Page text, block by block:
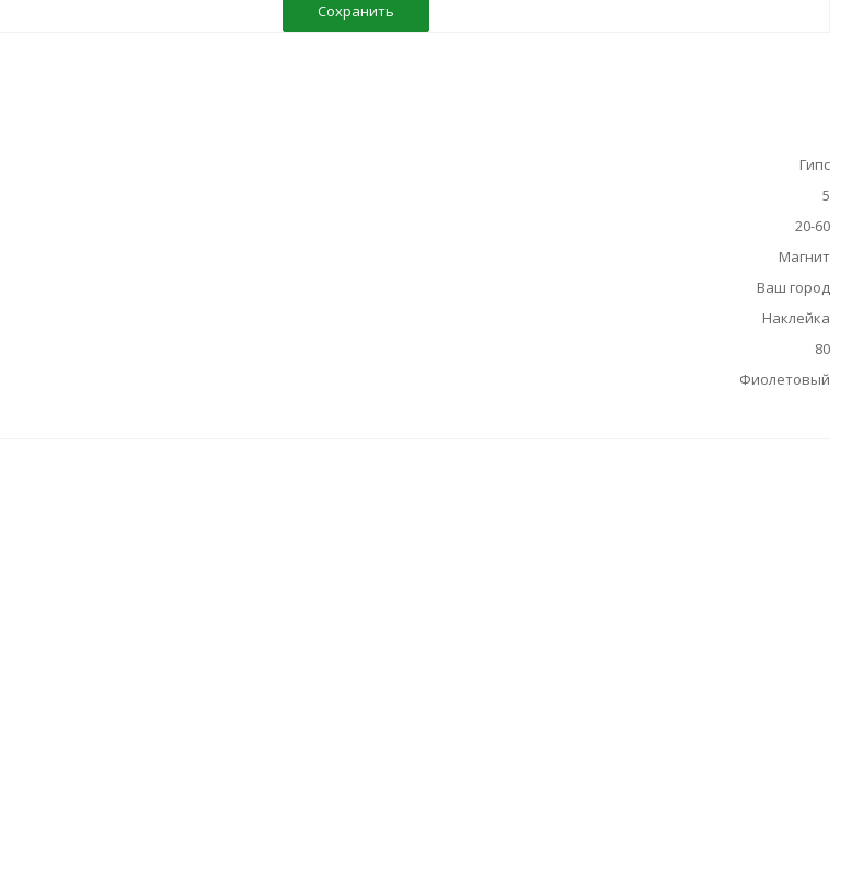
Сохранить
Гипс
5
20-60
Магнит
Ваш город
Наклейка
80
Фиолетовый